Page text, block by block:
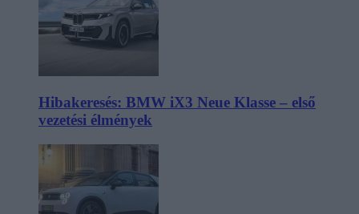
Hibakeresés: BMW iX3 Neue Klasse – első
vezetési élmények